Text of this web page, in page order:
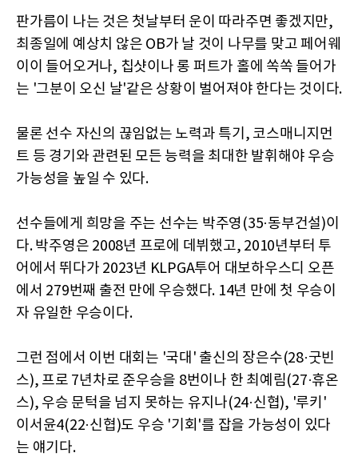
판가름이 나는 것은 첫날부터 운이 따라주면 좋겠지만,
최종일에 예상치 않은 OB가 날 것이 나무를 맞고 페어웨
이이 들어오거나, 칩샷이나 롱 퍼트가 홀에 쏙쏙 들어가
는 '그분이 오신 날'같은 상황이 벌어져야 한다는 것이다.
물론 선수 자신의 끊임없는 노력과 특기, 코스매니지먼
트 등 경기와 관련된 모든 능력을 최대한 발휘해야 우승
가능성을 높일 수 있다.
선수들에게 희망을 주는 선수는 박주영(35·동부건설)이
다. 박주영은 2008년 프로에 데뷔했고, 2010년부터 투
어에서 뛰다가 2023년 KLPGA투어 대보하우스디 오픈
에서 279번째 출전 만에 우승했다. 14년 만에 첫 우승이
자 유일한 우승이다.
그런 점에서 이번 대회는 '국대' 출신의 장은수(28·굿빈
스), 프로 7년차로 준우승을 8번이나 한 최예림(27·휴온
스), 우승 문턱을 넘지 못하는 유지나(24·신협), '루키'
이서윤4(22·신협)도 우승 '기회'를 잡을 가능성이 있다
는 얘기다.